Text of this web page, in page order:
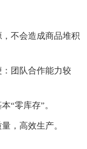
不会造成商品堆积
团队合作能力较
“零库存”。
，高效生产。